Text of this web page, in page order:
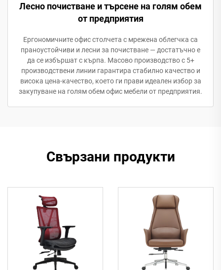
Лесно почистване и търсене на голям обем
от предприятия
Ергономичните офис столчета с мрежена облегчка са
праноустойчиви и лесни за почистване — достатъчно е
да се избършат с кърпа. Масово производство с 5+
производствени линии гарантира стабилно качество и
висока цена-качество, което ги прави идеален избор за
закупуване на голям обем офис мебели от предприятия.
Свързани продукти